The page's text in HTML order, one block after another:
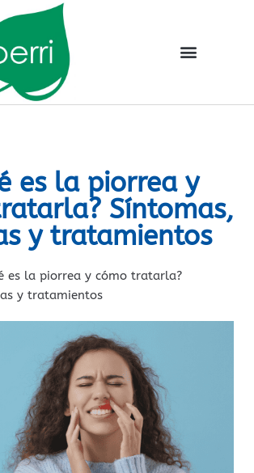
es la piorrea y
Síntomas,
y tratamientos
es la piorrea y cómo tratarla?
y tratamientos